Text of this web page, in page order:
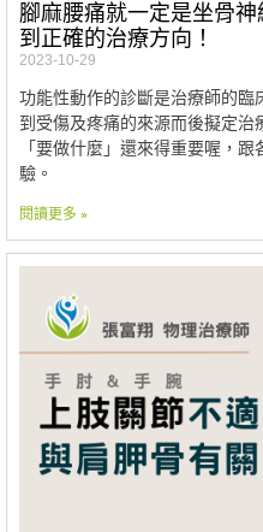
腳麻腰痛就一定是坐骨
到正確的治療方向！
2023-10-29
功能性動作的診斷是治療師的
到受傷及疼痛的來源而後擬定
「要做什麼」還來得重要喔，
驗。
閱讀更多 »